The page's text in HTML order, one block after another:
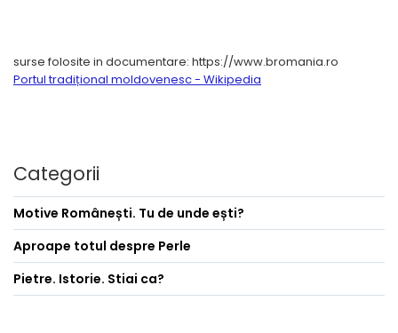
surse folosite in documentare: https://www.bromania.ro
Portul tradițional moldovenesc - Wikipedia
Categorii
Motive Românești. Tu de unde ești?
Aproape totul despre Perle
Pietre. Istorie. Stiai ca?